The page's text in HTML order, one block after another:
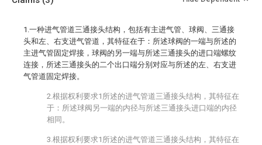
1.一种进气管道三通接头结构，包括有主进气管、球阀、三通接
头和左、右支进气管道，其特征在于：所述球阀的一端与所述的
主进气管固定焊接，球阀的另一端与所述三通接头的进口端螺纹
连接，所述三通接头的二个出口端分别对应与所述的左、右支进
气管道固定焊接。
2.根据权利要求1所述的进气管道三通接头结构，其特征在
于：所述球阀另一端的内径与所述三通接头进口端的内径
相同。
3.根据权利要求1所述的进气管道三通接头结构，其特征在